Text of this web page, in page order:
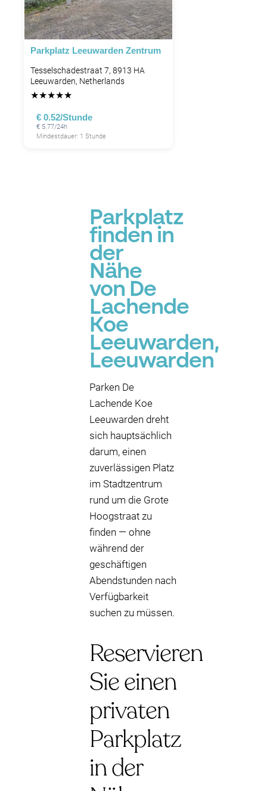
Parkplatz Leeuwarden Zentrum
Tesselschadestraat 7, 8913 HA
Leeuwarden, Netherlands
★★★★★
€ 0.52/Stunde
€ 5.77/24h
Mindestdauer: 1 Stunde
Parkplatz
finden in
der
Nähe
von De
Lachende
Koe
Leeuwarden,
Leeuwarden
Parken De
Lachende Koe
Leeuwarden dreht
sich hauptsächlich
darum, einen
zuverlässigen Platz
im Stadtzentrum
rund um die Grote
Hoogstraat zu
finden — ohne
während der
geschäftigen
Abendstunden nach
Verfügbarkeit
suchen zu müssen.
Reservieren
Sie einen
privaten
Parkplatz
in der